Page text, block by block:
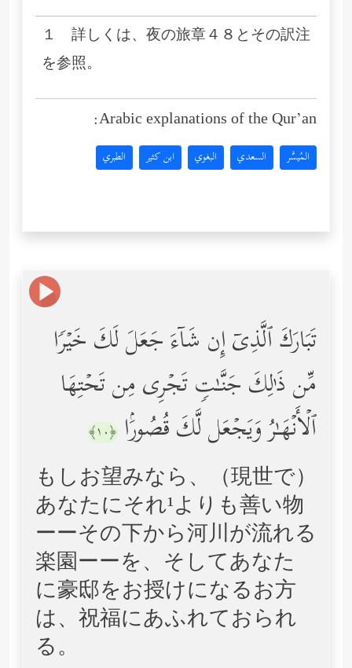
１ 詳しくは、夜の旅章４８とその訳注
を参照。
Arabic explanations of the Qur’an:
المُيسَّر السعدي البغوي ابن كثير الطبري
تَبَارَكَ ٱلَّذِیۤ إِن شَاۤءَ جَعَلَ لَكَ خَیۡرࣰا
مِّن ذَ ٰ⁠لِكَ جَنَّـٰتࣲ تَجۡرِی مِن تَحۡتِهَا
ٱلۡأَنۡهَـٰرُ وَیَجۡعَل لَّكَ قُصُورَۢا ﴿١٠﴾
もしお望みなら、（現世で）
あなたにそれ¹よりも善い物
ーーその下から河川が流れる
楽園ーーを、そしてあなた
に豪邸をお授けになるお方
は、祝福にあふれておられ
る。